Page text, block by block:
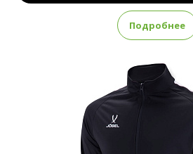
Подробнее